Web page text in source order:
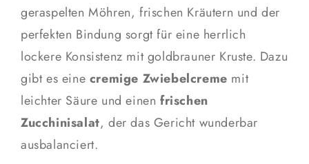
geraspelten Möhren, frischen Kräutern und der
perfekten Bindung sorgt für eine herrlich
lockere Konsistenz mit goldbrauner Kruste. Dazu
gibt es eine cremige Zwiebelcreme mit
leichter Säure und einenfrischen
Zucchinisalat, der das Gericht wunderbar
ausbalanciert.